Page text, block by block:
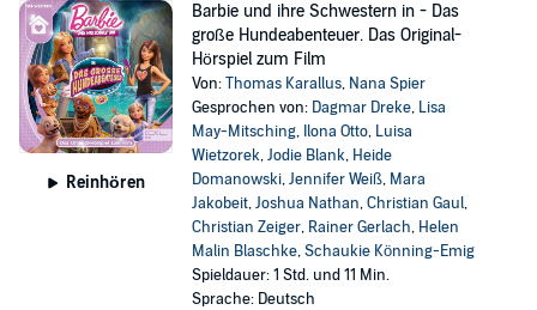
Reinhören
Barbie und ihre Schwestern in - Das
große Hundeabenteuer. Das Original-
Hörspiel zum Film
Von:Thomas Karallus, Nana Spier
Gesprochen von: Dagmar Dreke, Lisa
May-Mitsching, Ilona Otto, Luisa
Wietzorek,Jodie Blank, Heide
Domanowski,Jennifer Weiß, Mara
Jakobeit,Joshua Nathan,Christian Gaul,
Christian Zeiger, Rainer Gerlach, Helen
Malin Blaschke,Schaukie Könning-Emig
Spieldauer: 1 Std. und 11 Min.
Sprache: Deutsch